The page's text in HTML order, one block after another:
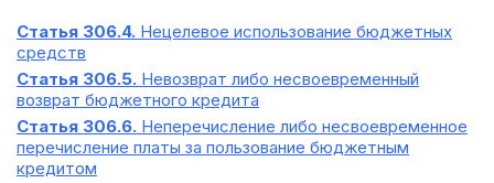
Статья 306.4. Нецелевое использование бюджетных
средств
Статья 306.5. Невозврат либо несвоевременный
возврат бюджетного кредита
Статья 306.6. Неперечисление либо несвоевременное
перечисление платы за пользование бюджетным
кредитом